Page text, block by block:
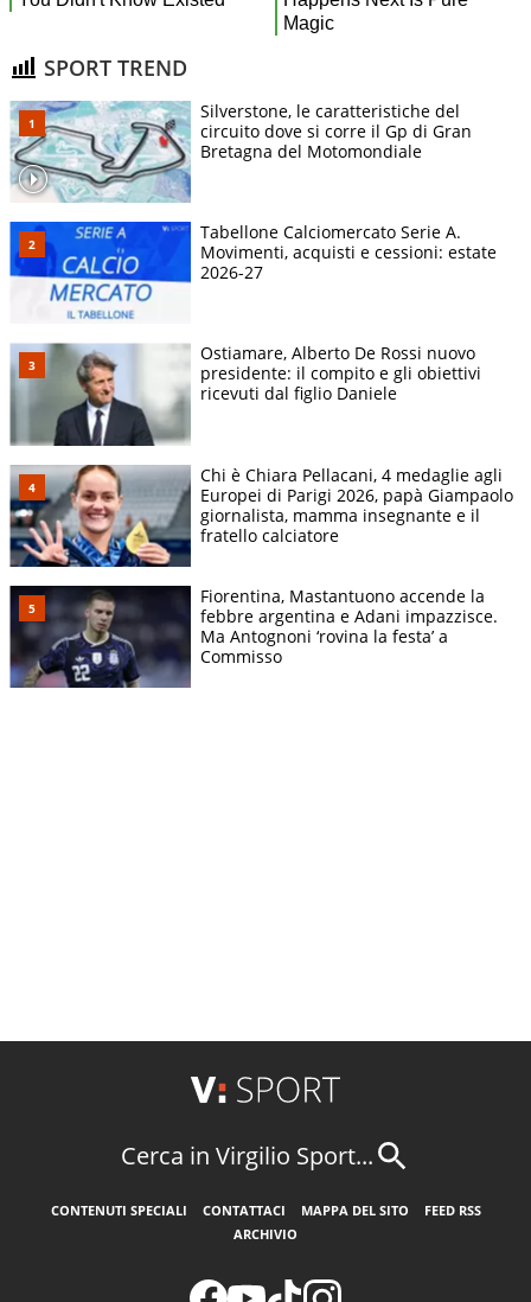
SPORT TREND
Silverstone, le caratteristiche del
circuito dove si corre il Gp di Gran
Bretagna del Motomondiale
Tabellone Calciomercato Serie A.
Movimenti, acquisti e cessioni: estate
2026-27
Ostiamare, Alberto De Rossi nuovo
presidente: il compito e gli obiettivi
ricevuti dal figlio Daniele
Chi è Chiara Pellacani, 4 medaglie agli
Europei di Parigi 2026, papà Giampaolo
giornalista, mamma insegnante e il
fratello calciatore
Fiorentina, Mastantuono accende la
febbre argentina e Adani impazzisce.
Ma Antognoni ‘rovina la festa’ a
Commisso
Cerca in Virgilio Sport...
CONTENUTI SPECIALI CONTATTACI MAPPA DEL SITO
FEED RSS
ARCHIVIO